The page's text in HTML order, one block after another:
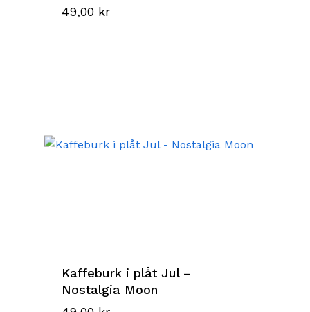
49,00 kr
Kaffeburk i plåt Jul –
Nostalgia Moon